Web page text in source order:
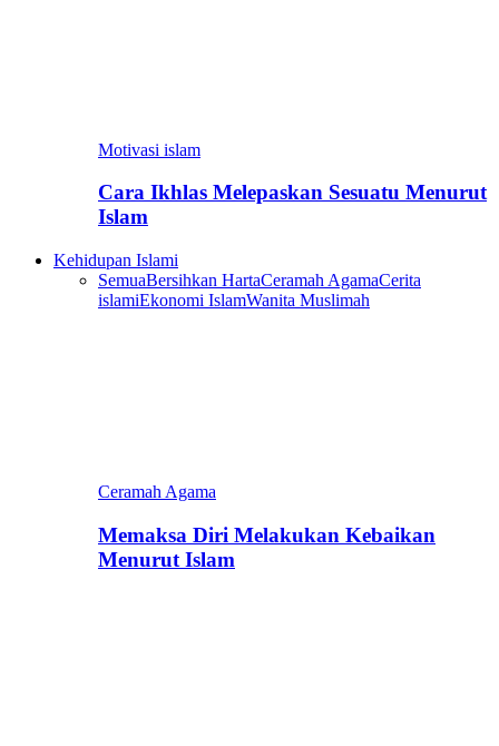
Motivasi islam
Cara Ikhlas Melepaskan Sesuatu Menurut
Islam
Kehidupan Islami
SemuaBersihkan HartaCeramah AgamaCerita
islamiEkonomi IslamWanita Muslimah
Ceramah Agama
Memaksa Diri Melakukan Kebaikan
Menurut Islam